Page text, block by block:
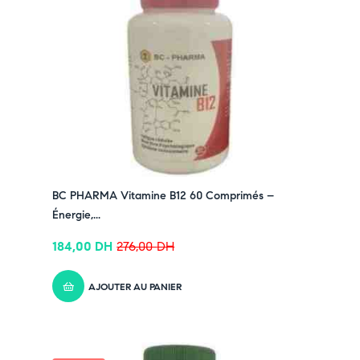
BC PHARMA Vitamine B12 60 Comprimés –
Énergie,...
276,00DH
184,00 DH
AJOUTER AU PANIER